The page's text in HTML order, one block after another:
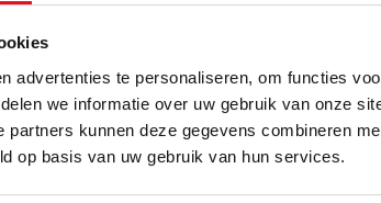
advertenties te personaliseren, om functies
we informatie over uw gebruik van onze
partners kunnen deze gegevens combineren
op basis van uw gebruik van hun services.